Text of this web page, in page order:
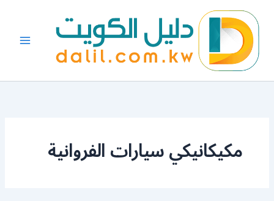
المحتوى
مكيكانيكي سيارات الفروانية